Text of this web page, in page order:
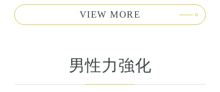
VIEW MORE
男性力強化